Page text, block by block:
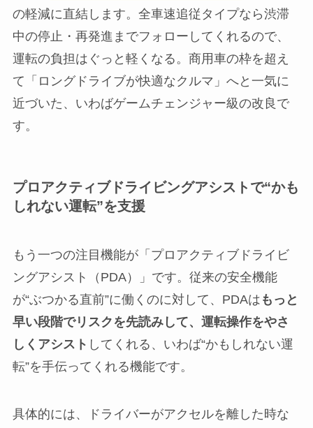
の軽減に直結します。全車速追従タイプなら渋滞
中の停止・再発進までフォローしてくれるので、
運転の負担はぐっと軽くなる。商用車の枠を超え
て「ロングドライブが快適なクルマ」へと一気に
近づいた、いわばゲームチェンジャー級の改良で
す。
プロアクティブドライビングアシストで“かも
しれない運転”を支援
もう一つの注目機能が「プロアクティブドライビ
ングアシスト（PDA）」です。従来の安全機能
が“ぶつかる直前”に働くのに対して、PDAは もっと
早い段階でリスクを先読みして、運転操作をやさ
しくアシスト してくれる、いわば“かもしれない運
転”を手伝ってくれる機能です。
具体的には、ドライバーがアクセルを離した時な